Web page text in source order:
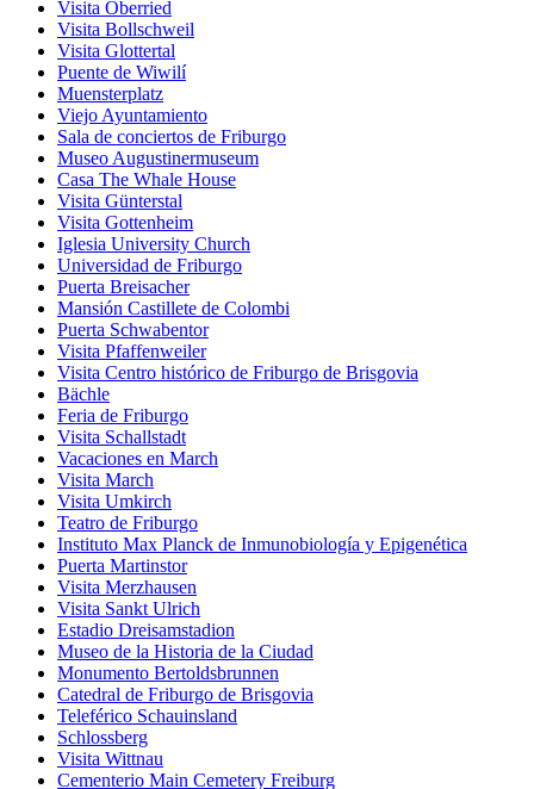
Visita Oberried
Visita Bollschweil
Visita Glottertal
Puente de Wiwilí
Muensterplatz
Viejo Ayuntamiento
Sala de conciertos de Friburgo
Museo Augustinermuseum
Casa The Whale House
Visita Günterstal
Visita Gottenheim
Iglesia University Church
Universidad de Friburgo
Puerta Breisacher
Mansión Castillete de Colombi
Puerta Schwabentor
Visita Pfaffenweiler
Visita Centro histórico de Friburgo de Brisgovia
Bächle
Feria de Friburgo
Visita Schallstadt
Vacaciones en March
Visita March
Visita Umkirch
Teatro de Friburgo
Instituto Max Planck de Inmunobiología y Epigenética
Puerta Martinstor
Visita Merzhausen
Visita Sankt Ulrich
Estadio Dreisamstadion
Museo de la Historia de la Ciudad
Monumento Bertoldsbrunnen
Catedral de Friburgo de Brisgovia
Teleférico Schauinsland
Schlossberg
Visita Wittnau
Cementerio Main Cemetery Freiburg